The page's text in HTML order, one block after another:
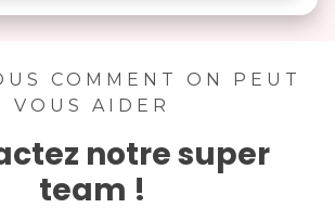
4 5 6 7
18 19 20
COMMENT ON PEUT
VOUS AIDER
notre super
team !